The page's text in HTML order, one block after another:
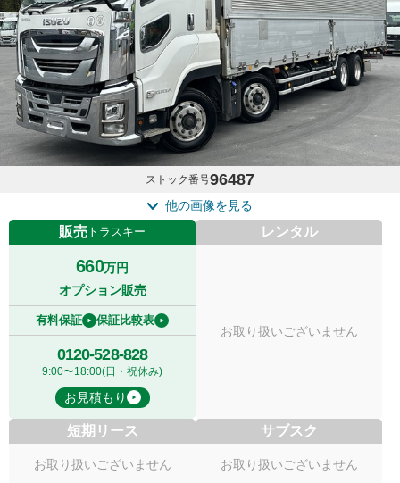
ストック番号96487
他の画像を見る
販売 トラスキー
660万円
オプション販売
有料保証 保証比較表
0120-528-828
9:00〜18:00(日・祝休み)
お見積もり
レンタル
お取り扱いございません
短期リース
お取り扱いございません
サブスク
お取り扱いございません